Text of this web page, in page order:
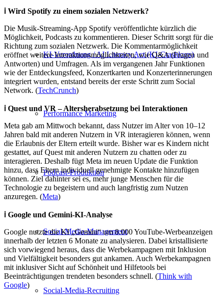
KI-Verordnung / AI Literacy Act (KI-Crashkurs)
Performance Marketing
Podcast-Produktion
Social-Media-Management
Social-Media-Recruiting
ℹ️ Wird Spotify zu einem sozialen Netzwerk?
Die Musik-Streaming-App Spotify veröffentlichte kürzlich die
Möglichkeit, Podcasts zu kommentieren. Dieser Schritt sorgt für die
Richtung zum sozialen Netzwerk. Die Kommentarmöglichkeit
eröffnet weitere Interaktionsmöglichkeiten, wie Q&A (Fragen und
Antworten) und Umfragen. Als im vergangenen Jahr Funktionen
wie der Entdeckungsfeed, Konzertkarten und Konzerterinnerungen
integriert wurden, entstand bereits der erste Schritt zum Social
Network. (TechCrunch)
ℹ️ Quest und VR – Altersherabsetzung bei Interaktionen
Meta gab am Mittwoch bekannt, dass Nutzer im Alter von 10–12
Jahren bald mit anderen Nutzern in VR interagieren können, wenn
die Erlaubnis der Eltern erteilt wurde. Bisher war es Kindern nicht
gestattet, auf Quest mit anderen Nutzern zu chatten oder zu
interagieren. Deshalb fügt Meta im neuen Update die Funktion
hinzu, dass Eltern individuell genehmigte Kontakte hinzufügen
können. Ziel dahinter sei es, mehr junge Menschen für die
Technologie zu begeistern und auch langfristig zum Nutzen
anzuregen. (Meta)
ℹ️ Google und Gemini-KI-Analyse
Google nutzte die KI „Gemini“ um 8.000 YouTube-Werbeanzeigen
innerhalb der letzten 6 Monate zu analysieren. Dabei kristallisierte
sich vorwiegend heraus, dass die Werbekampagnen mit Inklusion
und Vielfältigkeit besonders gut ankamen. Auch Werbekampagnen
mit inklusiver Sicht auf Schönheit und Hilfetools bei
Beeinträchtigungen trendeten besonders schnell. (Think with
Google)